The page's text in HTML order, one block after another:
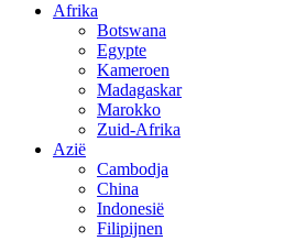
Afrika
Botswana
Egypte
Kameroen
Madagaskar
Marokko
Zuid-Afrika
Azië
Cambodja
China
Indonesië
Filipijnen